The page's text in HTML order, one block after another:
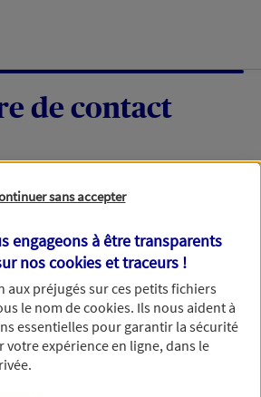
de contact
répondrons dans les
mail ou par téléphone.
sans accepter
engageons à être transparents
noscookies et traceurs !
aux préjugés sur ces petits fichiers
le nom decookies. Ils nous aident à
essentielles pour garantir la sécurité
votre expérience en ligne, dans le